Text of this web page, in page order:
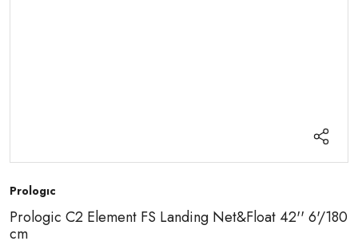
Prologıc
Prologic C2 Element FS Landing Net&Float 42'' 6'/180
cm